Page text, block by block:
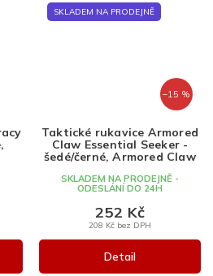
SKLADEM NA PRODEJNĚ
–15 %
Taktické rukavice Armored
Claw Essential Seeker -
šedé/černé, Armored Claw
SKLADEM NA PRODEJNĚ -
ODESLÁNÍ DO 24H
208 Kč bez DPH
252 Kč
Detail